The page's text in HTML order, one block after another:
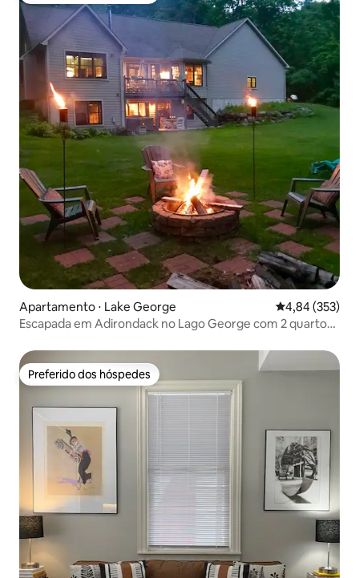
Apartamento ⋅ Lake George 4,84 de uma
4,84 (353)
Escapada em Adirondack no Lago George com 2 quartos
Preferido dos hóspedes
Preferido dos hóspedes